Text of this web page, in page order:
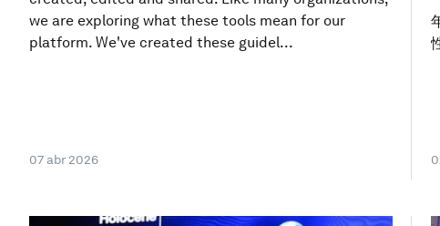
we are exploring what these tools mean for our
platform. We've created these guidel...
07 abr 2026